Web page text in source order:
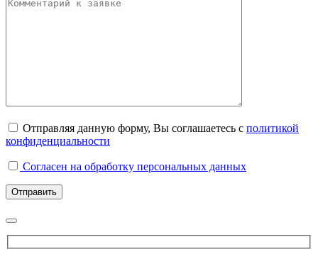
Отправляя данную форму, Вы соглашаетесь с политикой
конфиденциальности
Согласен на обработку персональных данных